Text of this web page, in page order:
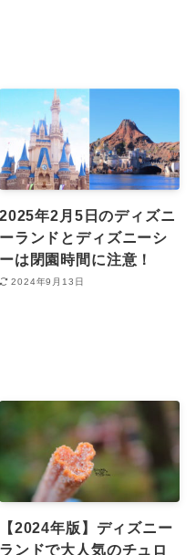
2025年2月5日のディズニ
ーランドとディズニーシ
ーは閉園時間に注意！
2024年9月13日
【2024年版】ディズニー
ランドで大人気のチュロ